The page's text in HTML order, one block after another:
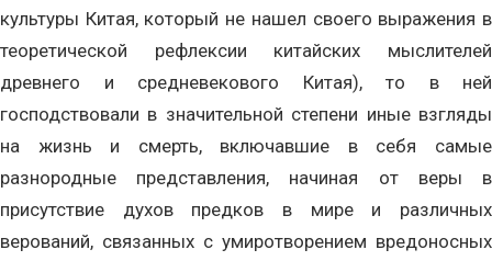
культуры Китая, который не нашел своего выражения в
теоретической рефлексии китайских мыслителей
древнего и средневекового Китая), то в ней
господствовали в значительной степени иные взгляды
на жизнь и смерть, включавшие в себя самые
разнородные представления, начиная от веры в
присутствие духов предков в мире и различных
верований, связанных с умиротворением вредоносных